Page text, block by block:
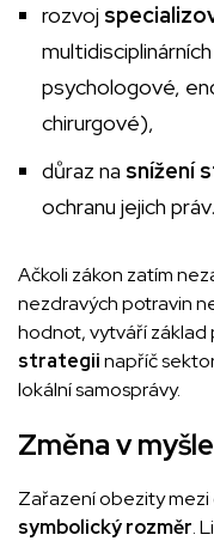
rozvoj
psychologové,
chirurgové),
důraz na snížení
ochranu jejich práv.
Ačkoli zákon zatím
nezdravých potravin
hodnot, vytváří základ
strategiinapříč
lokální samosprávy.
Změna v
Zařazení obezity mezi
symbolický rozměr.